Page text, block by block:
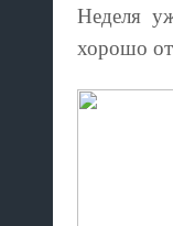
Неделя
хорошо